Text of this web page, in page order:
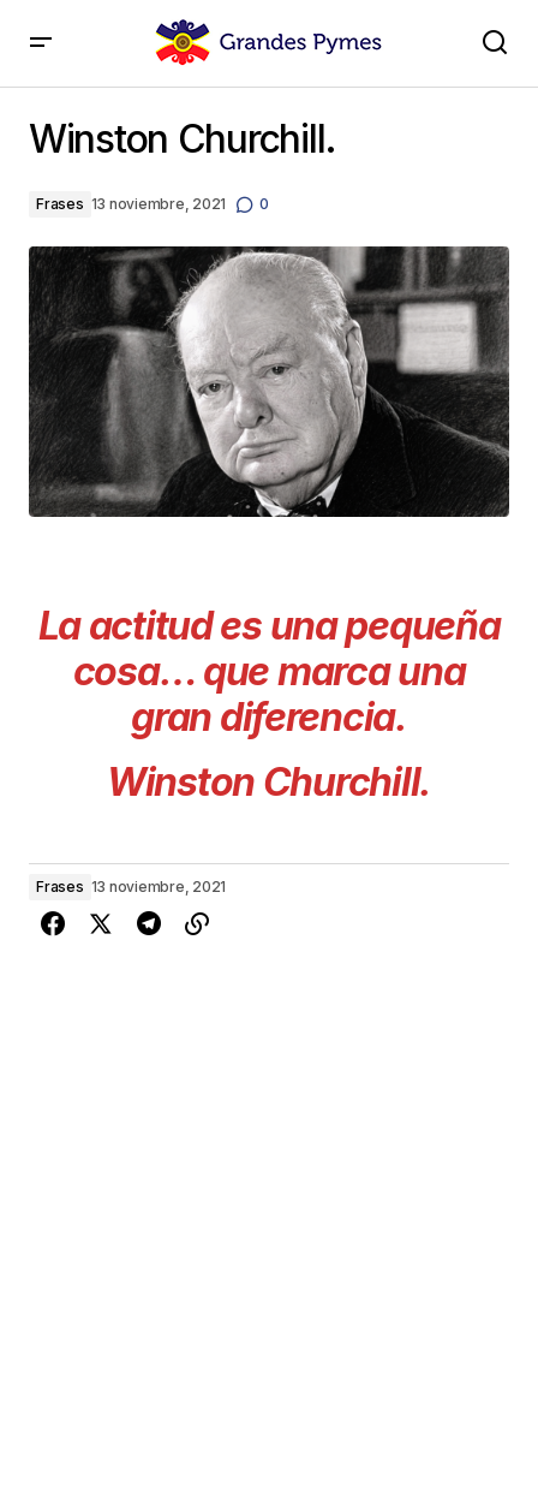
Winston Churchill.
Frases 13 noviembre, 2021 0
La actitud es una pequeña
cosa… que marca una
gran diferencia.
Winston Churchill.
Frases 13 noviembre, 2021